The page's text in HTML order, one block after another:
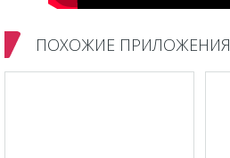
ПОХОЖИЕ ПРИЛОЖЕНИЯ